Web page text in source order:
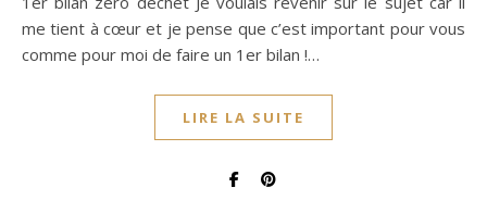
me tient à cœur et je pense que c’est important pour vous
comme pour moi de faire un 1er bilan !…
LIRE LA SUITE